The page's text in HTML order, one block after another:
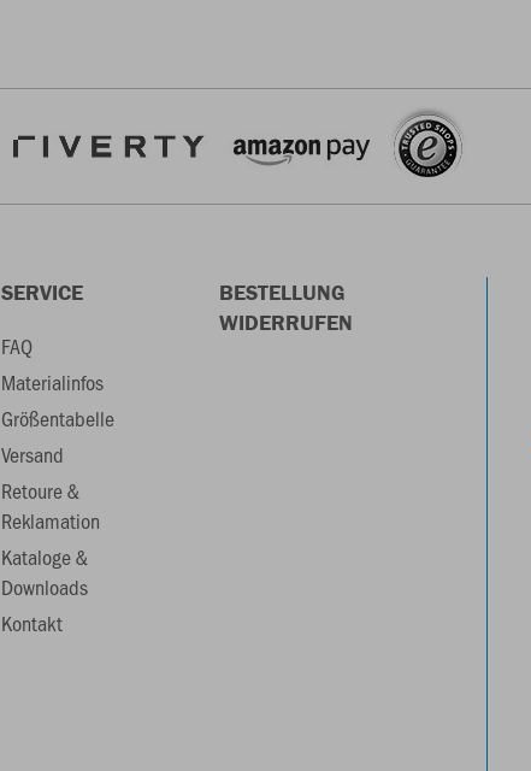
SERVICE
FAQ
Materialinfos
Größentabelle
Versand
Retoure &
Reklamation
Kataloge &
Downloads
Kontakt
BESTELLUNG
WIDERRUFEN